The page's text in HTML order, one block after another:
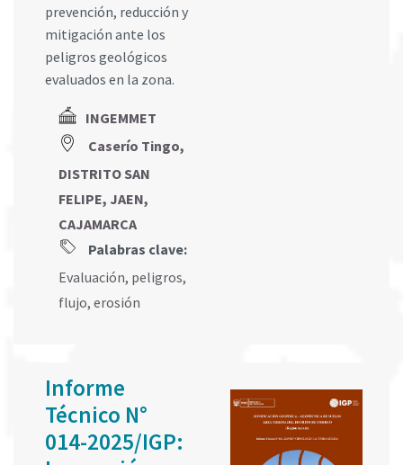
prevención, reducción y
mitigación ante los
peligros geológicos
evaluados en la zona.
INGEMMET
Caserío Tingo,
DISTRITO SAN
FELIPE, JAEN,
CAJAMARCA
Palabras clave:
Evaluación, peligros,
flujo, erosión
Informe
Técnico N°
014-2025/IGP: